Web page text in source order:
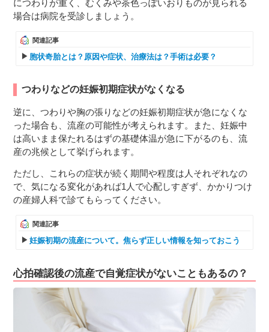
につわりが重く、むくみや茶色っぽいおりものが見られる
場合は病院を受診しましょう。
関連記事
胞状奇胎とは？原因や症状、治療法は？手術は必要？
つわりなどの妊娠初期症状がなくなる
逆に、つわりや胸の張りなどの妊娠初期症状が急になくな
った場合も、流産の可能性が考えられます。また、妊娠中
は高いまま保たれるはずの基礎体温が急に下がるのも、流
産の兆候として挙げられます。
ただし、これらの症状が続く期間や程度は人それぞれなの
で、気になる変化があれば1人で心配しすぎず、かかりつけ
の産婦人科で診てもらってください。
関連記事
妊娠初期の流産について。焦らず正しい情報を知っておこう
心拍確認後の流産で自覚症状がないこともあるの？